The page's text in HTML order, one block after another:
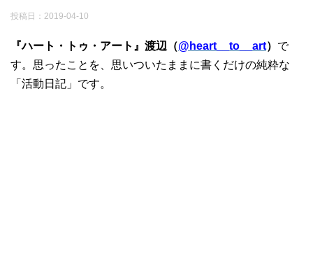
投稿日： 2019-04-10
『ハート・トゥ・アート』渡辺（@heart__to__art） で
す。思ったことを、思いついたままに書くだけの純粋な
「活動日記」です。